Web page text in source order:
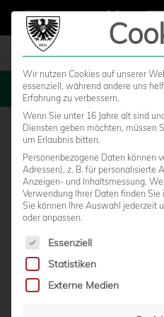
FIFA-REFEREE
Wir nutzen Cookies auf unserer
essenziell, während andere uns
Erfahrung zu verbessern.
Wenn Sie unter 16 Jahre alt sind
Diensten geben möchten, müssen
um Erlaubnis bitten.
Personenbezogene Daten können
Adressen), z. B. für personalisierte
Anzeigen- und Inhaltsmessung.
Verwendung Ihrer Daten finden Sie
Sie können Ihre Auswahl jederzeit
oder anpassen.
Es folgt eine Liste der
Essenziell
Statistiken
Externe Medien